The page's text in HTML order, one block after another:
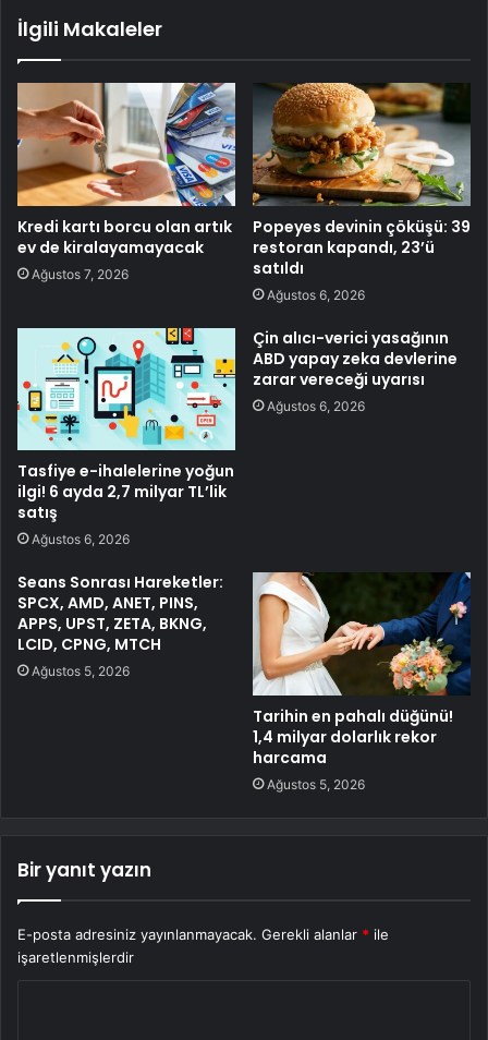
İlgili Makaleler
Kredi kartı borcu olan artık
ev de kiralayamayacak
Ağustos 7, 2026
Popeyes devinin çöküşü: 39
restoran kapandı, 23’ü
satıldı
Ağustos 6, 2026
Tasfiye e-ihalelerine yoğun
ilgi! 6 ayda 2,7 milyar TL’lik
satış
Ağustos 6, 2026
Çin alıcı-verici yasağının
ABD yapay zeka devlerine
zarar vereceği uyarısı
Ağustos 6, 2026
Seans Sonrası Hareketler:
SPCX, AMD, ANET, PINS,
APPS, UPST, ZETA, BKNG,
LCID, CPNG, MTCH
Ağustos 5, 2026
Tarihin en pahalı düğünü!
1,4 milyar dolarlık rekor
harcama
Ağustos 5, 2026
Bir yanıt yazın
E-posta adresiniz yayınlanmayacak. Gerekli alanlar * ile
işaretlenmişlerdir